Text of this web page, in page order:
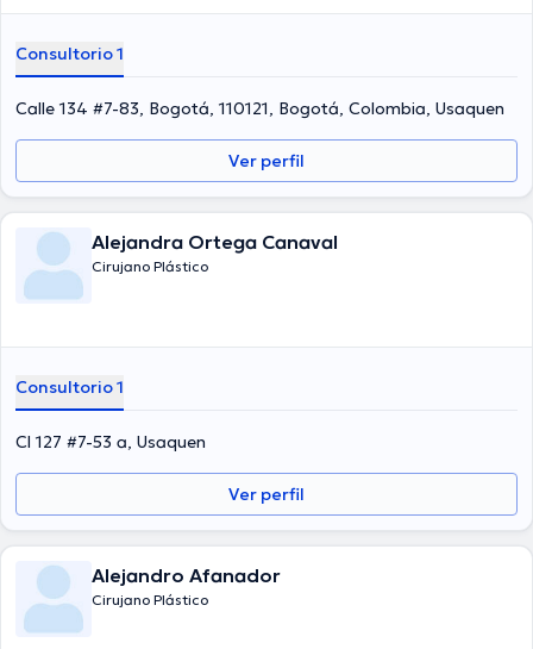
Consultorio 1
Calle 134 #7-83, Bogotá, 110121, Bogotá, Colombia, Usaquen
Ver perfil
Alejandra Ortega Canaval
Cirujano Plástico
Consultorio 1
Cl 127 #7-53 a, Usaquen
Ver perfil
Alejandro Afanador
Cirujano Plástico